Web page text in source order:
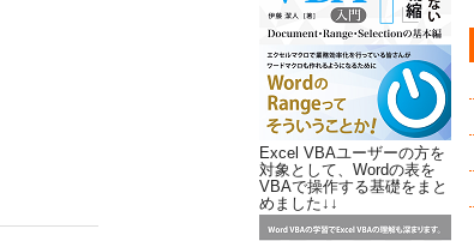
Excel VBAユーザーの方を
対象として、Wordの表を
VBAで操作する基礎をまと
めました↓↓